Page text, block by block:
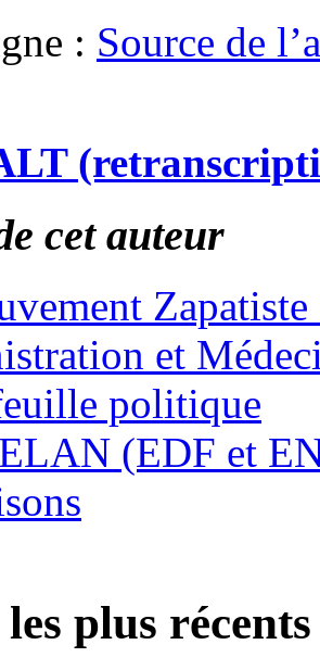
: Source de
cet auteur
et
politique
(EDF et
plus récents